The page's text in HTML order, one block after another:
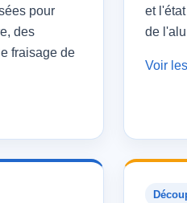
pour
des
fraisage de
et
de
Voir